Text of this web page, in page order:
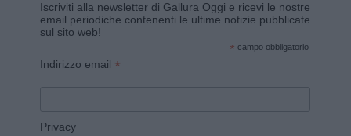
Iscriviti alla newsletter di Gallura Oggi e ricevi le nostre
email periodiche contenenti le ultime notizie pubblicate
sul sito web!
* campo obbligatorio
Indirizzo email *
Privacy